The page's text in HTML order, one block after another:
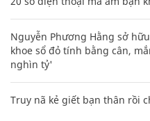
Nguyễn Phương Hằng sở
khoe sổ đỏ tính bằng cân,
nghìn tỷ'
Truy nã kẻ giết bạn thân rồi